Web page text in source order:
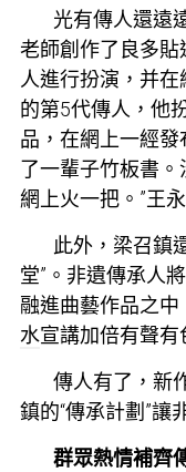
光有傳人還遠
老師創作了良多
人進行扮演，并
的第5代傳人，他
品，在網上一經發
了一輩子竹板書
網上火一把。”王
此外，梁召鎮
堂”。非遺傳承人
融進曲藝作品之
水宣講加倍有聲有
傳人有了，新
鎮的“傳承計劃”讓
群眾熱情補齊